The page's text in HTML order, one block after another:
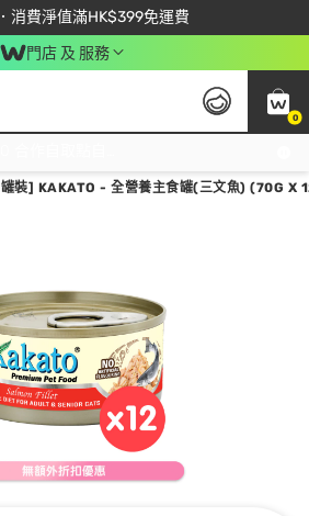
消費淨值滿HK$399免運費
為易賞錢會員盡享獨家優惠
買滿$450 輸入 NEWAPP 即減$50
門店 及 服務
0
裝] KAKATO - 全營養主食罐(三文魚) (70G X